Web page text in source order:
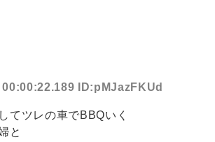
ID:pMJazFKUd
てツレの車でBBQいく
と